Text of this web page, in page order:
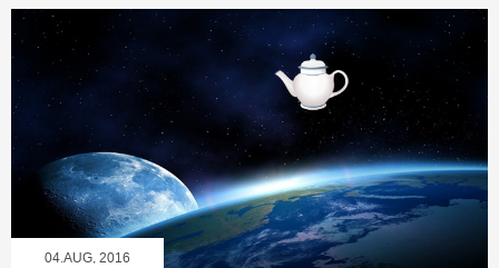
04.AUG, 2016